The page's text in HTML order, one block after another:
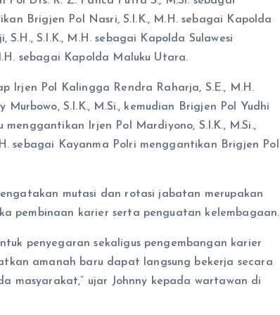
Brigjen Pol Nasri, S.I.K., M.H. sebagai Kapolda
S.I.K., M.H. sebagai Kapolda Sulawesi
sebagai Kapolda Maluku Utara.
Irjen Pol Kalingga Rendra Raharja, S.E., M.H.
S.I.K., M.Si., kemudian Brigjen Pol Yudhi
Irjen Pol Mardiyono, S.I.K., M.Si.,
sebagai Kayanma Polri menggantikan Brigjen Pol
mutasi dan rotasi jabatan merupakan
pembinaan karier serta penguatan kelembagaan.
penyegaran sekaligus pengembangan karier
amanah baru dapat langsung bekerja secara
masyarakat,” ujar Johnny kepada wartawan di